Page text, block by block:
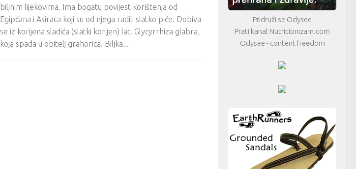
biljnim lijekovima. Ima bogatu povijest korištenja od
Egipćana i Asiraca koji su od njega radili slatko piće. Dobiva
se iz korijena sladića (slatki korijen) lat. Glycyrrhiza glabra,
koja spada u obitelj grahorica. Biljka...
Pridruži se Odysee
Prati kanal Nutricionizam.com
Odysee - content freedom